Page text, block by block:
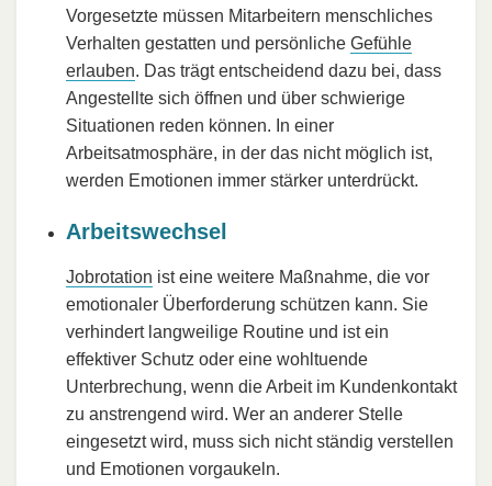
Vorgesetzte müssen Mitarbeitern menschliches
Verhalten gestatten und persönliche Gefühle
erlauben. Das trägt entscheidend dazu bei, dass
Angestellte sich öffnen und über schwierige
Situationen reden können. In einer
Arbeitsatmosphäre, in der das nicht möglich ist,
werden Emotionen immer stärker unterdrückt.
Arbeitswechsel
Jobrotation ist eine weitere Maßnahme, die vor
emotionaler Überforderung schützen kann. Sie
verhindert langweilige Routine und ist ein
effektiver Schutz oder eine wohltuende
Unterbrechung, wenn die Arbeit im Kundenkontakt
zu anstrengend wird. Wer an anderer Stelle
eingesetzt wird, muss sich nicht ständig verstellen
und Emotionen vorgaukeln.